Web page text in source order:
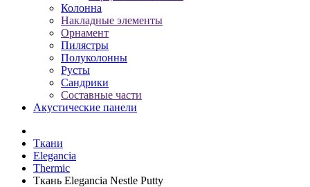
Колонна
Накладные элементы
Орнамент
Пилястры
Полуколонны
Русты
Сандрики
Составные части
Акустические панели
Ткани
Elegancia
Thermic
Ткань Elegancia Nestle Putty